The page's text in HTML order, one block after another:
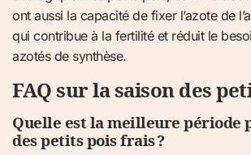
ont aussi la capacité de fixer l’azote de
qui contribue à la fertilité et réduit le
azotés de synthèse.
FAQ sur la saison des
Quelle est la meilleure période
des petits pois frais ?